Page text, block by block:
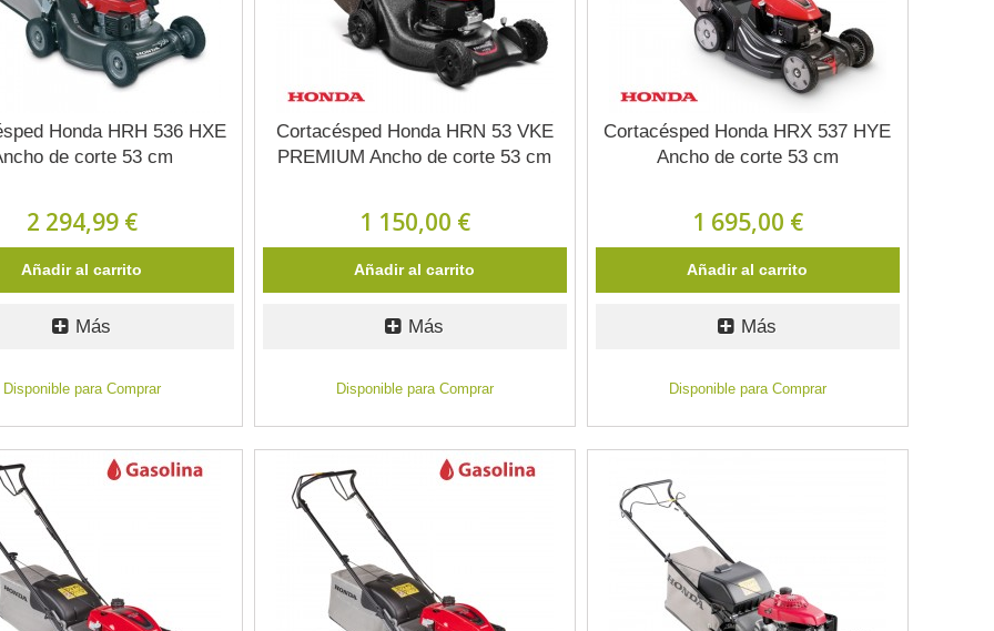
Honda HRH 536 HXE
de corte 53 cm
2 294,99 €
Añadir al carrito
Más
Disponible para Comprar
Cortacésped Honda HRN 53 VKE
PREMIUM Ancho de corte 53 cm
1 150,00 €
Añadir al carrito
Más
Disponible para Comprar
Cortacésped Honda HRX 537 HYE
Ancho de corte 53 cm
1 695,00 €
Añadir al carrito
Más
Disponible para Comprar